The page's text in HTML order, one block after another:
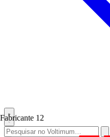
Fabricante 12